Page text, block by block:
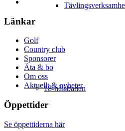
18-hålsbanan
Länkar
Golf
Country club
Sponsorer
Äta & bo
Om oss
Aktuellt & nyheter
Öppettider
Se öppettiderna här